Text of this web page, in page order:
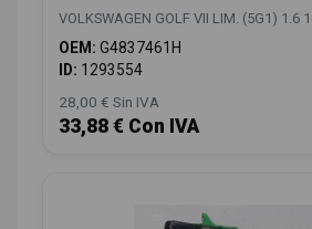
VOLKSWAGEN GOLF VII LIM. (5G1) 1.6
OEM: G4837461H
ID: 1293554
28,00 € Sin IVA
33,88 € Con IVA